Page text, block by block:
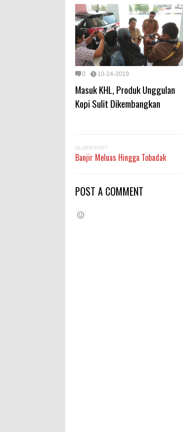
0 10-24-2019
Masuk KHL, Produk Unggulan
Kopi Sulit Dikembangkan
OLDER POST
Banjir Meluas Hingga Tobadak
POST A COMMENT